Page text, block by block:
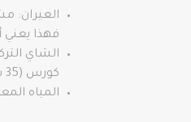
فهذا يعني
كورس (35 سنتًا) إلى 1.5 ليرة. بخلاف ذلك، احتفظ بالشاي لوقت آخر، لأنه مشروب شائع طوال اليوم في تركيا.
المياه المعبأة: يجب ألا تزيد عن 5